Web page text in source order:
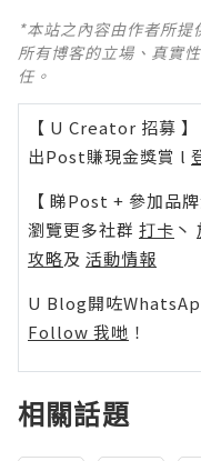
*本站之內容由作者所
所有博客的立場、真實
任。
【 U Creator 招募 】
出Post賺現金獎賞 l
【 睇Post + 參加品牌
瀏覽更多社群 打卡 丶
攻略及 活動情報
U Blog開咗
Follow 我哋 ！
相關話題